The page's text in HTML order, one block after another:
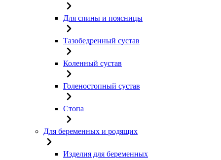
Для спины и поясницы
Тазобедренный сустав
Коленный сустав
Голеностопный сустав
Стопа
Для беременных и родящих
Изделия для беременных